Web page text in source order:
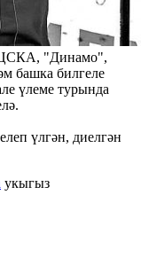
ЦСКА, "Динамо",
башка билгеле
үлеме турында
үлгән, диелгән
укыгыз